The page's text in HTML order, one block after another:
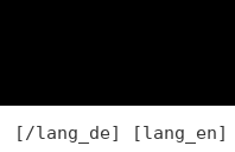
[/lang_de] [lang_en]